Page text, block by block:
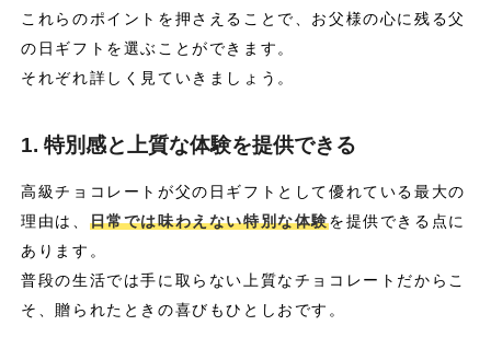
これらのポイントを押さえることで、お父様の心に残る父
の日ギフトを選ぶことができます。
それぞれ詳しく見ていきましょう。
1. 特別感と上質な体験を提供できる
高級チョコレートが父の日ギフトとして優れている最大の
理由は、 日常では味わえない特別な体験を提供できる点に
あります。
普段の生活では手に取らない上質なチョコレートだからこ
そ、贈られたときの喜びもひとしおです。